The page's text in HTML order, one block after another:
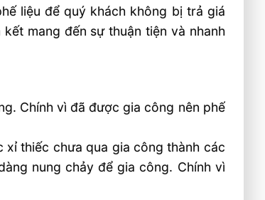
liệu để quý khách không bị trả giá
mang đến sự thuận tiện và nhanh
Chính vì đã được gia công nên phế
xỉ thiếc chưa qua gia công thành các
nung chảy để gia công. Chính vì